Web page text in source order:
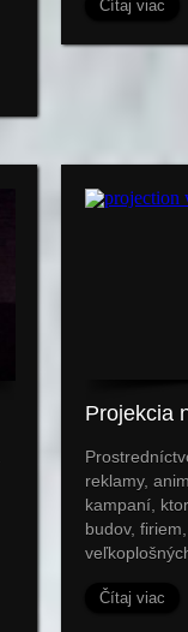
Čítaj viac
Projekcia
reklamy,
kampaní,
budov,
Čítaj viac